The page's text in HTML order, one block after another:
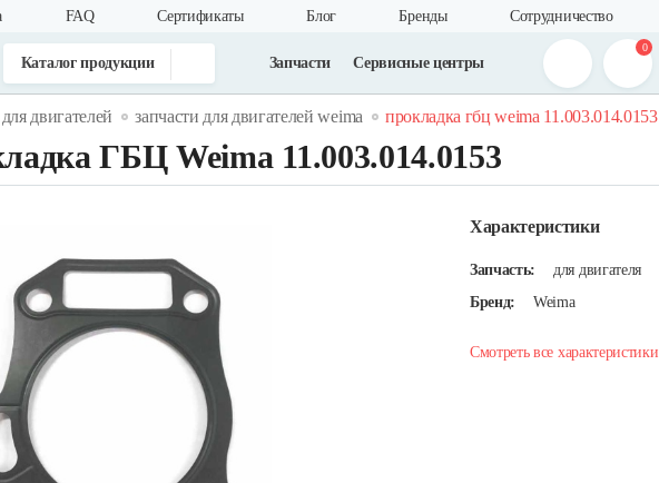
FAQ Cертификаты Блог Бренды Сотрудничество
Каталог продукции Запчасти Сервисные центры
0
двигателей запчасти для двигателей weima прокладка гбц weima 11.003.014.0153
ГБЦ Weima 11.003.014.0153
Характеристики
Запчасть:
для двигателя
Бренд:
Weima
Смотреть все характеристики